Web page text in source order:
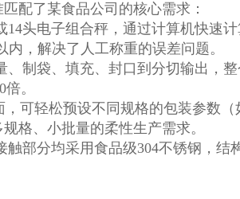
配了某食品公司的核心需求：
14头电子组合秤，通过计算机快速
，解决了人工称重的误差问题。
制袋、填充、封口到分切输出，
。
可轻松预设不同规格的包装参数（
格、小批量的柔性生产需求。
部分均采用食品级304不锈钢，结